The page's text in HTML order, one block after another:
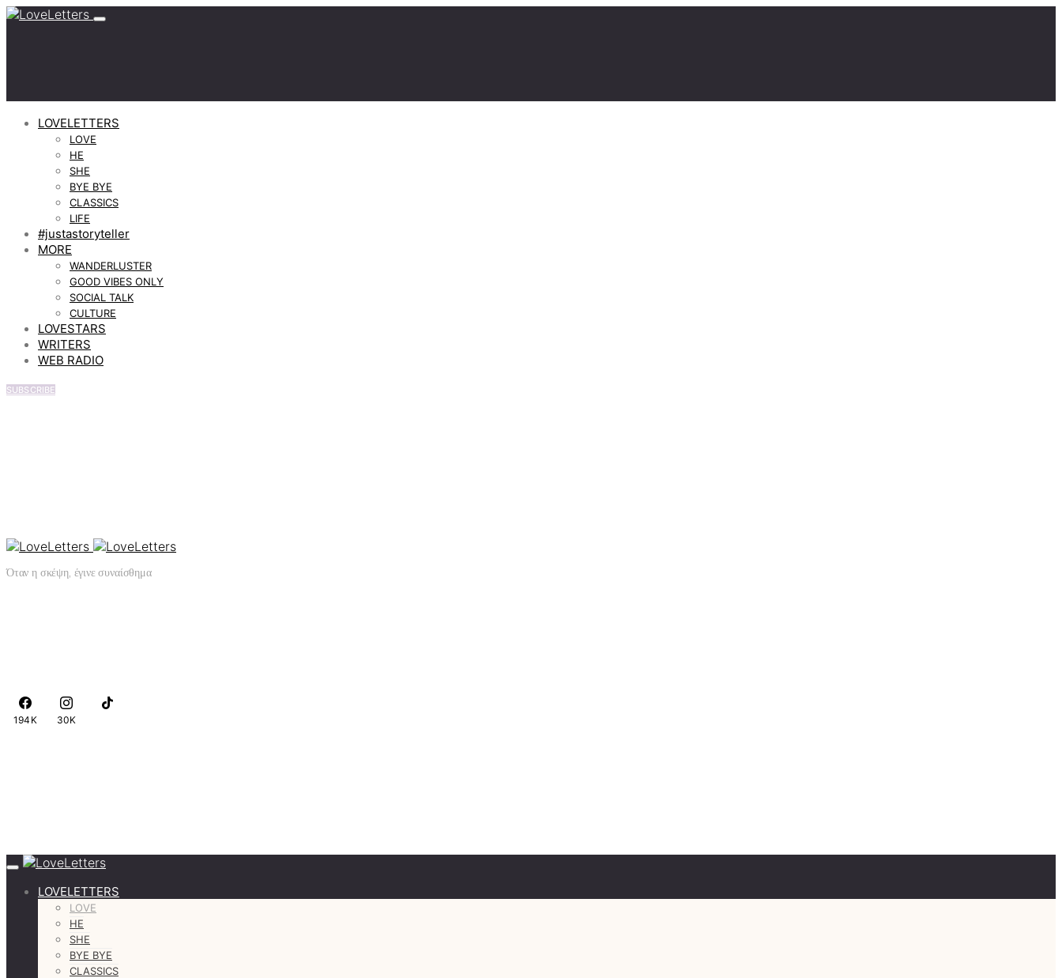
LOVELETTERS
LOVE
HE
SHE
BYE BYE
CLASSICS
LIFE
#justastoryteller
MORE
WANDERLUSTER
GOOD VIBES ONLY
SOCIAL TALK
CULTURE
LOVESTARS
WRITERS
WEB RADIO
SUBSCRIBE
Όταν η σκέψη, έγινε συναίσθημα
194K 30K
LOVELETTERS
LOVE
HE
SHE
BYE BYE
CLASSICS